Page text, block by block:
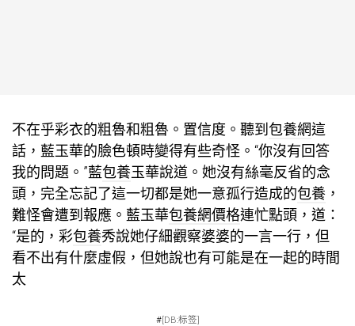
不在乎彩衣的粗魯和粗魯。置信度。聽到 包養網這
話，藍玉華的臉色頓時變得有些奇怪。“你沒有回答
我的問題。”藍包養玉華說道。她沒有絲毫反省的念
頭，完全忘記了這一切都是她一意孤行造成的包養 ，
難怪會遭到報應。藍玉華包養網價格連忙點頭，道：
“是的，彩包養秀說她仔細觀察婆婆的一言一行，但
看不出有什麼虛假，但她說也有可能是在一起的時間
太
#[DB:标签]